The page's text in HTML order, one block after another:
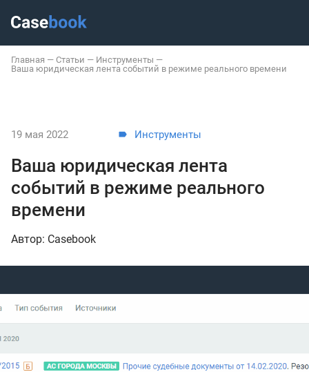
Главная — Статьи — Инструменты —
Ваша юридическая лента событий в режиме реального времени
19 мая 2022 Инструменты
Ваша юридическая лента
событий в режиме реального
времени
Автор: Casebook